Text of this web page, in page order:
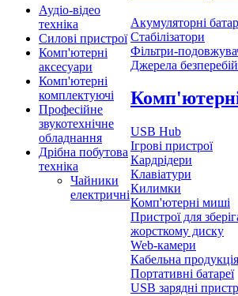
Аудіо-відео
техніка
Силові пристрої
Комп'ютерні
аксесуари
Комп'ютерні
комплектуючі
Професійне
звукотехнічне
обладнання
Дрібна побутова
техніка
Чайники
електричні
Акумуляторні
Стабілізатори
Фільтри-
Джерела
USB Hub
Ігрові пристрої
Кардрідери
Клавіатури
Килимки
Комп'ютерні миші
Пристрої для
жорсткому диску
Web-камери
Кабельна продукція
Портативні батареї
USB зарядні